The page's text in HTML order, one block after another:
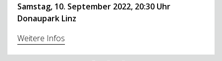
Samstag, 10. September 2022, 20:30 Uhr
Donaupark Linz
Weitere Infos